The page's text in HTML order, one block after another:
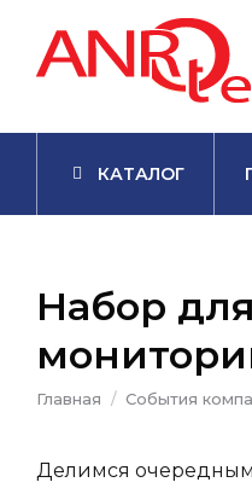
КАТАЛОГ
Набор
Вы здесь:
Главная События
Делимся очередным